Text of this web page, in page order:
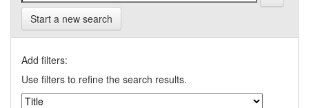
Start a new search
Add filters:
Use filters to refine the search results.